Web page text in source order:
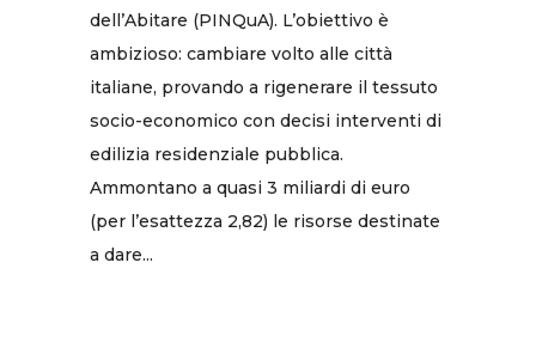
dell’Abitare (PINQuA). L’obiettivo è
ambizioso: cambiare volto alle città
italiane, provando a rigenerare il tessuto
socio-economico con decisi interventi di
edilizia residenziale pubblica.
Ammontano a quasi 3 miliardi di euro
(per l’esattezza 2,82) le risorse destinate
a dare...